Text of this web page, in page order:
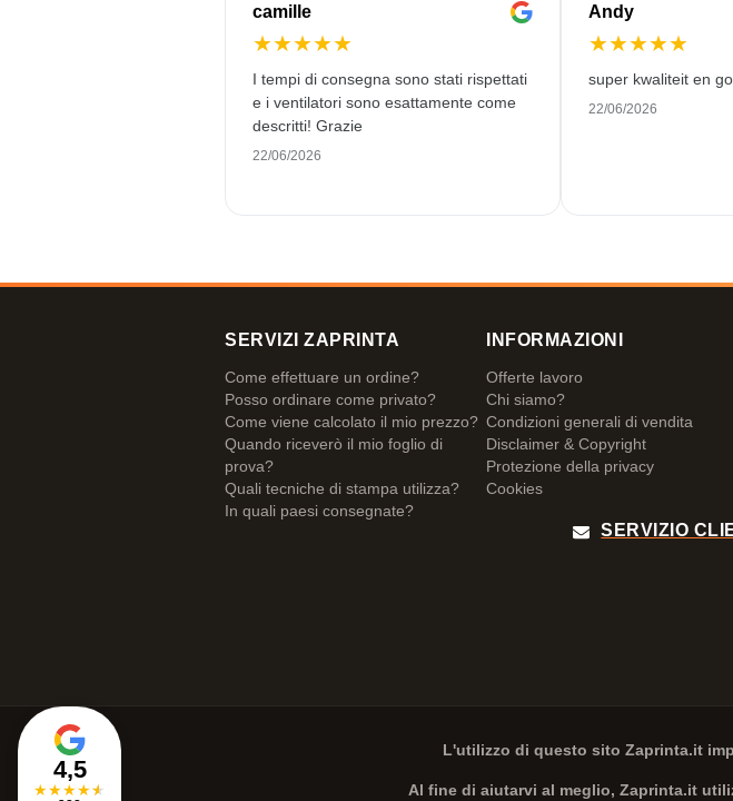
camille
★★★★★
I tempi di consegna sono stati rispettati
e i ventilatori sono esattamente come
descritti! Grazie
22/06/2026
Andy
★★★★★
super kwaliteit en
22/06/2026
4,5
★★★★★
SERVIZI ZAPRINTA
Come effettuare un ordine?
Posso ordinare come privato?
Come viene calcolato il mio prezzo?
Quando riceverò il mio foglio di
prova?
Quali tecniche di stampa utilizza?
In quali paesi consegnate?
INFORMAZIONI
Offerte lavoro
Chi siamo?
Condizioni generali di vendita
Disclaimer & Copyright
Protezione della privacy
Cookies
SERVIZIO
L'utilizzo di questo sito Zaprinta.it
Al fine di aiutarvi al meglio, Zaprinta.it